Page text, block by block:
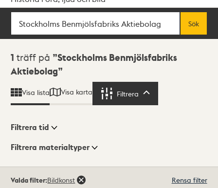
Sök
Sök
Sökresultat
1 träff på
Stockholms Benmjölsfabriks
Aktiebolag
Visa lista Visa karta Filtrera
Visningsläge
Filtrera tid
Filtrera materialtyper
träffar
Valda filter:Bildkonst Rensa filter